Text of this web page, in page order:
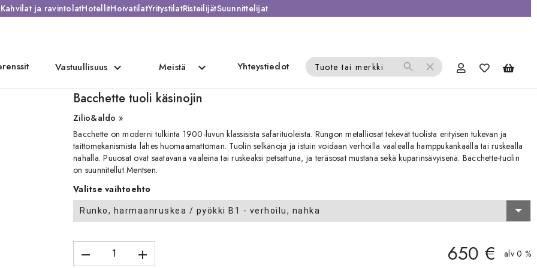
Kahvilat ja ravintolatHotellitHoivatilatYritystilatRisteilijätSuunnittelijat
Vastuullisuus expand_more Meistä expand_more Yhteystiedot Tuote tai merkki search close
Bacchette tuoli käsinojin
Zilio&aldo »
Bacchette on moderni tulkinta 1900-luvun klassisista safarituoleista. Rungon metalliosat tekevät tuolista erityisen tukevan ja
taittomekanismista lähes huomaamattoman. Tuolin selkänoja ja istuin voidaan verhoilla vaalealla hamppukankaalla tai ruskealla
nahalla. Puuosat ovat saatavana vaaleina tai ruskeaksi petsattuna, ja teräsosat mustana sekä kuparinsävyisenä. Bacchette-tuolin
on suunnitellut Mentsen.
Valitse vaihtoehto
Runko, harmaanruskea / pyökki B1 - verhoilu, nahka
remove add 650 € alv 0 %